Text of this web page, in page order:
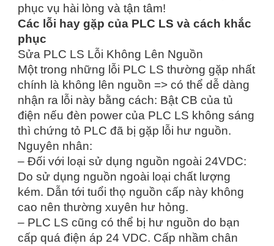
phục vụ hài lòng và tận tâm!
Các lỗi hay gặp của PLC LS và cách khắc
phục
Sửa PLC LS Lỗi Không Lên Nguồn
Một trong những lỗi PLC LS thường gặp nhất
chính là không lên nguồn => có thể dễ dàng
nhận ra lỗi này bằng cách: Bật CB của tủ
điện nếu đèn power của PLC LS không sáng
thì chứng tỏ PLC đã bị gặp lỗi hư nguồn.
Nguyên nhân:
– Đối với loại sử dụng nguồn ngoài 24VDC:
Do sử dụng nguồn ngoài loại chất lượng
kém. Dẫn tới tuổi thọ nguồn cấp này không
cao nên thường xuyên hư hỏng.
– PLC LS cũng có thể bị hư nguồn do bạn
cấp quá điện áp 24 VDC. Cấp nhầm chân